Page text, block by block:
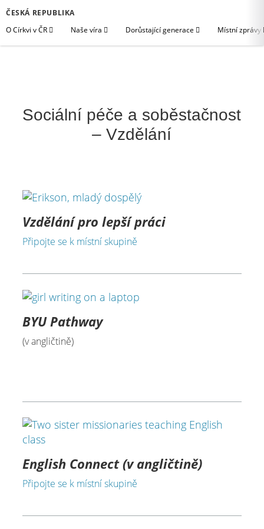
ČESKÁ REPUBLIKA
O Církvi v ČR
Naše víra Dorůstající generace Místní zprávy
Sociální péče a soběstačnost
– Vzdělání
Vzdělání pro lepší práci
Připojte se k místní skupině
BYU Pathway
(v angličtině)
English Connect(v angličtině)
Připojte se k místní skupině